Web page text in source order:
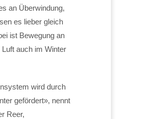
an Überwindung,
es lieber gleich
ist Bewegung an
auch im Winter
wird durch
gefördert», nennt
Reer,